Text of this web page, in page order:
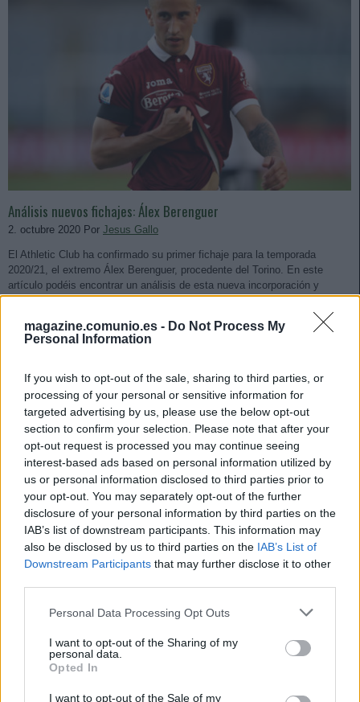
magazine.comunio.es - Do Not Process My
Personal Information
If you wish to opt-out of the sale, sharing to third parties, or
processing of your personal or sensitive information for
targeted advertising by us, please use the below opt-out
section to confirm your selection. Please note that after your
opt-out request is processed you may continue seeing
interest-based ads based on personal information utilized by
us or personal information disclosed to third parties prior to
your opt-out. You may separately opt-out of the further
disclosure of your personal information by third parties on the
IAB’s list of downstream participants. This information may
also be disclosed by us to third parties on the IAB’s List of
Downstream Participants that may further disclose it to other
Please note that this website/app uses one or more Google
not limited to your visit or usage behaviour. You may click to
grant or deny consent to Google and its third-party tags to
use your data for below specified purposes in below Google
consent section.
Personal Data Processing Opt Outs
I want to opt-out of the Sharing of my
personal data.
Opted In
I want to opt-out of the Sale of my
Análisis nuevos fichajes: Álex Berenguer
2. octubre 2020 Por Jesus Gallo
El Athletic Club ha confirmado su primer fichaje para la temporada
2020/21, el extremo Álex Berenguer, procedente del Torino. En este
artículo podéis encontrar un análisis de esta nueva incorporación y
pronostico sobre su posible rendimiento en Comunio.
Leer más »
Ganadores valor de mercado (26/09-02/10): Ansu llega al Top 10
2. octubre 2020 PorJesus Gallo
Los valores de mercado siguen con su tendencia a la baja con 44
subieron su cotización. A continuación, los ganadores de valor de